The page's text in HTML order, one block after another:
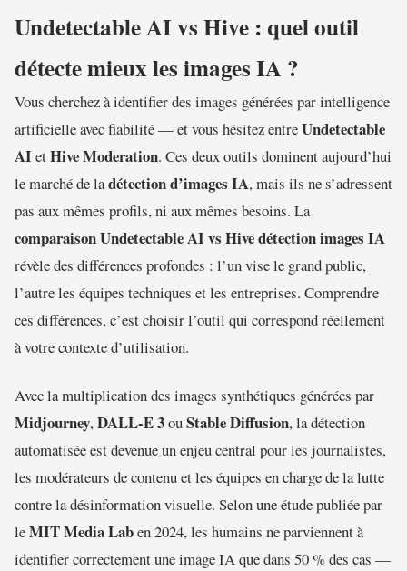
Undetectable AI vs Hive : quel outil
détecte mieux les images IA ?
Vous cherchez à identifier des images générées par intelligence
artificielle avec fiabilité — et vous hésitez entreUndetectable
AI etHive Moderation. Ces deux outils dominent aujourd’hui
le marché de ladétection d’images IA, mais ils ne s’adressent
pas aux mêmes profils, ni aux mêmes besoins. La
comparaison Undetectable AI vs Hive détection images IA
révèle des différences profondes : l’un vise le grand public,
l’autre les équipes techniques et les entreprises. Comprendre
ces différences, c’est choisir l’outil qui correspond réellement
à votre contexte d’utilisation.
Avec la multiplication des images synthétiques générées par
Midjourney,DALL-E 3ouStable Diffusion, la détection
automatisée est devenue un enjeu central pour les journalistes,
les modérateurs de contenu et les équipes en charge de la lutte
contre la désinformation visuelle. Selon une étude publiée par
leMIT Media Laben 2024, les humains ne parviennent à
identifier correctement une image IA que dans 50 % des cas —